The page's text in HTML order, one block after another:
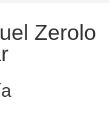
Zerolo